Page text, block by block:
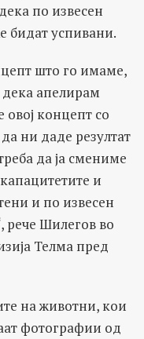
по извесен
бидат успивани.
што го имаме,
апелирам
концепт со
ни даде резултат
да ја смениме
и
и по извесен
рече Шилегов во
Телма пред
на животни, кои
фотографии од